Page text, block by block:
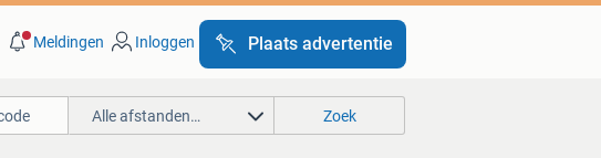
Meldingen Inloggen Plaats advertentie
Alle afstanden… Zoek